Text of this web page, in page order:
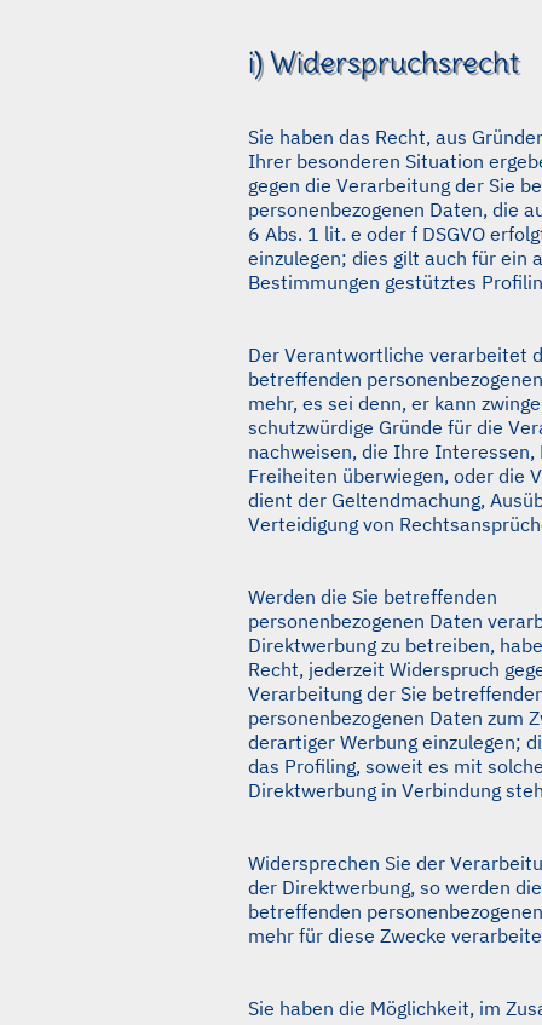
i) Widerspruchsrecht
Sie haben das Recht, aus
Ihrer besonderen Situation
gegen die Verarbeitung der Sie
personenbezogenen Daten, die
6 Abs. 1 lit. e oder f DSGVO
einzulegen; dies gilt auch für ein
Bestimmungen gestütztes
Der Verantwortliche verarbeitet
betreffenden
mehr, es sei denn, er kann
schutzwürdige Gründe für die
nachweisen, die Ihre Interessen,
Freiheiten überwiegen, oder die
dient der Geltendmachung,
Verteidigung von
Werden die Sie betreffenden
personenbezogenen Daten
Direktwerbung zu betreiben,
Recht, jederzeit Widerspruch
Verarbeitung der Sie
personenbezogenen Daten zum
derartiger Werbung einzulegen;
das Profiling, soweit es mit
Direktwerbung in Verbindung
Widersprechen Sie der
der Direktwerbung, so werden
betreffenden
mehr für diese Zwecke
Sie haben die Möglichkeit, im